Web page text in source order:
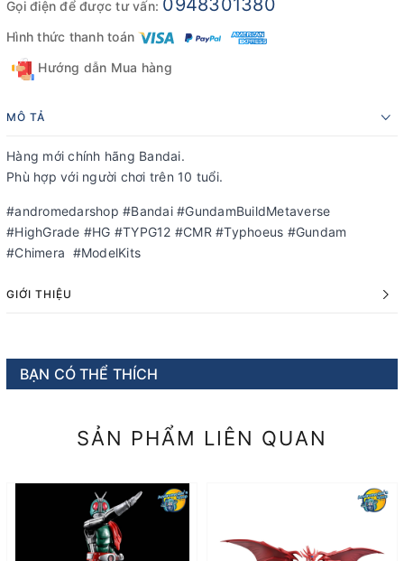
Gọi điện để được tư vấn: 0948301380
Hình thức thanh toán
Hướng dẫn Mua hàng
MÔ TẢ
Hàng mới chính hãng Bandai.
Phù hợp với người chơi trên 10 tuổi.
#andromedarshop #Bandai #GundamBuildMetaverse
#HighGrade #HG #TYPG12 #CMR #Typhoeus #Gundam
#Chimera #ModelKits
GIỚI THIỆU
BẠN CÓ THỂ THÍCH
SẢN PHẨM LIÊN QUAN